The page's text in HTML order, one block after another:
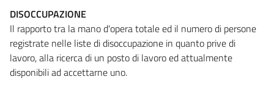
DISOCCUPAZIONE
Il rapporto tra la mano d'opera totale ed il numero di persone
registrate nelle liste di disoccupazione in quanto prive di
lavoro, alla ricerca di un posto di lavoro ed attualmente
disponibili ad accettarne uno.